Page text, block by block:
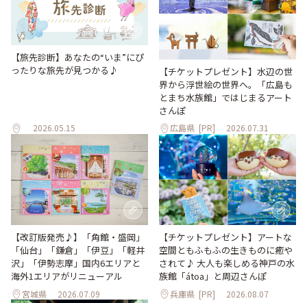
【旅先診断】あなたの“いま”にぴ
ったりな旅先が見つかる♪
2026.05.15
【チケットプレゼント】水辺の世
界から浮世絵の世界へ。「広島も
とまち水族館」ではじまるアート
さんぽ
広島県 [PR] 2026.07.31
【改訂版発売♪】「角館・盛岡」
「仙台」「鎌倉」「伊豆」「軽井
沢」「伊勢志摩」国内6エリアと
海外1エリアがリニューアル
宮城県 2026.07.09
【チケットプレゼント】アートな
空間ともふもふの生きものに癒や
されて♪ 大人も楽しめる神戸の水
族館「átoa」と周辺さんぽ
兵庫県 [PR] 2026.08.07